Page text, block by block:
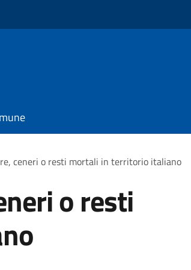
ceneri o resti mortali in territorio italiano
o resti